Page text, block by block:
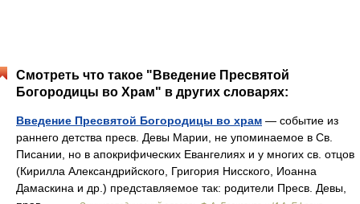
Смотреть что такое "Введение Пресвятой
Богородицы во Храм" в других словарях:
Введение Пресвятой Богородицы во храм — событие из
раннего детства пресв. Девы Марии, не упоминаемое в Св.
Писании, но в апокрифических Евангелиях и у многих св. отцов
(Кирилла Александрийского, Григория Нисского, Иоанна
Дамаскина и др.) представляемое так: родители Пресв. Девы,